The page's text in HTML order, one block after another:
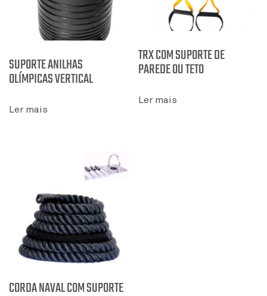
SUPORTE ANILHAS
OLÍMPICAS VERTICAL
Ler mais
TRX COM SUPORTE DE
PAREDE OU TETO
Ler mais
CORDA NAVAL COM SUPORTE